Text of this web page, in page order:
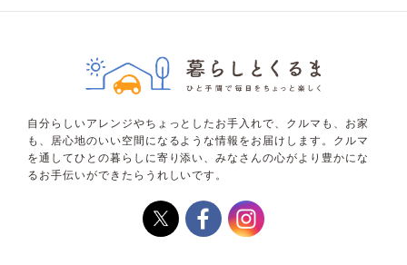
自分らしいアレンジやちょっとしたお手入れで、クルマも、お家
も、居心地のいい空間になるような情報をお届けします。クルマ
を通してひとの暮らしに寄り添い、みなさんの心がより豊かにな
るお手伝いができたらうれしいです。